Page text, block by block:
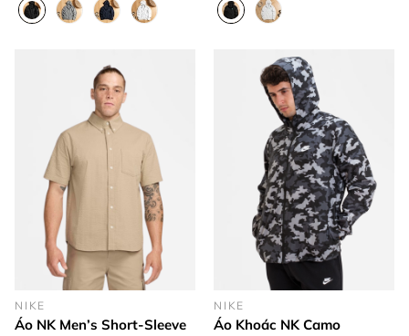
NIKE
Áo NK Men’s Short-Sleeve
NIKE
Áo Khoác NK Camo